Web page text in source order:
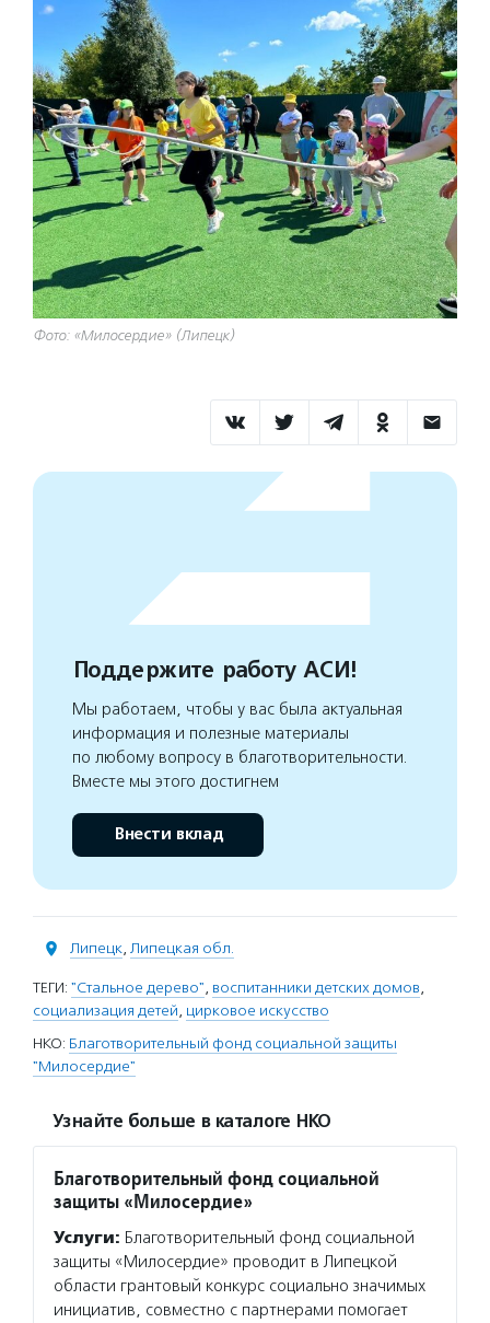
Фото: «Милосердие» (Липецк)
Поддержите работу АСИ!
Мы работаем, чтобы у вас была актуальная
информация и полезные материалы
по любому вопросу в благотворительности.
Вместе мы этого достигнем
Внести вклад
Липецк, Липецкая обл.
ТЕГИ: "Стальное дерево", воспитанники детских домов,
социализация детей, цирковое искусство
НКО: Благотворительный фонд социальной защиты
"Милосердие"
Узнайте больше в каталоге НКО
Благотворительный фонд социальной
защиты «Милосердие»
Услуги: Благотворительный фонд социальной
защиты «Милосердие» проводит в Липецкой
области грантовый конкурс социально значимых
инициатив, совместно с партнерами помогает